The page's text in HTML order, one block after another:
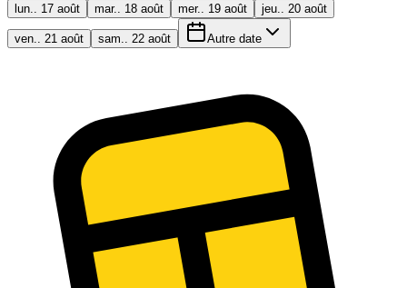
lun.. 17 août
mar.. 18 août mer.. 19 août jeu.. 20 août
ven.. 21 août sam.. 22 août Autre date